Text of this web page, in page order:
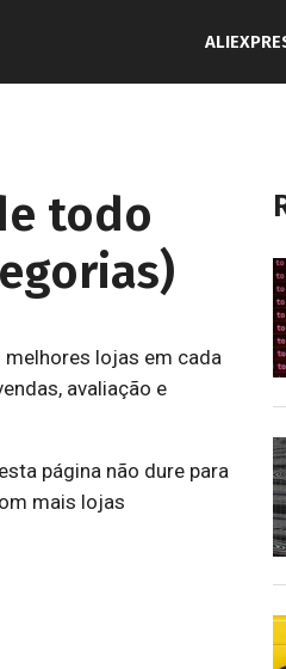
todo
lojas em cada
avaliação e
página não dure para
mais lojas